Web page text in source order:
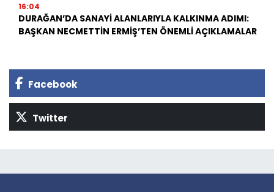
16:04
DURAĞAN’DA SANAYİ ALANLARIYLA KALKINMA ADIMI:
BAŞKAN NECMETTİN ERMİŞ’TEN ÖNEMLİ AÇIKLAMALAR
Facebook
Twitter